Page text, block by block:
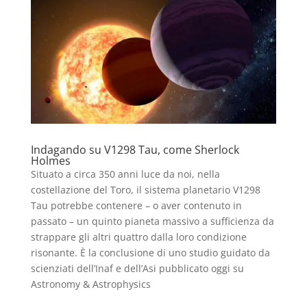
Indagando su V1298 Tau, come Sherlock
Holmes
Situato a circa 350 anni luce da noi, nella
costellazione del Toro, il sistema planetario V1298
Tau potrebbe contenere – o aver contenuto in
passato – un quinto pianeta massivo a sufficienza da
strappare gli altri quattro dalla loro condizione
risonante. È la conclusione di uno studio guidato da
scienziati dell’Inaf e dell’Asi pubblicato oggi su
Astronomy & Astrophysics